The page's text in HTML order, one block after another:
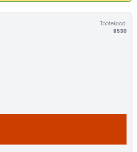
Tootekood:
6530